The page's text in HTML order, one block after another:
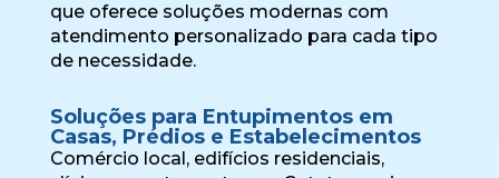
que oferece soluções modernas com
atendimento personalizado para cada tipo
de necessidade.
Soluções para Entupimentos em
Casas, Prédios e Estabelecimentos
Comércio local, edifícios residenciais,